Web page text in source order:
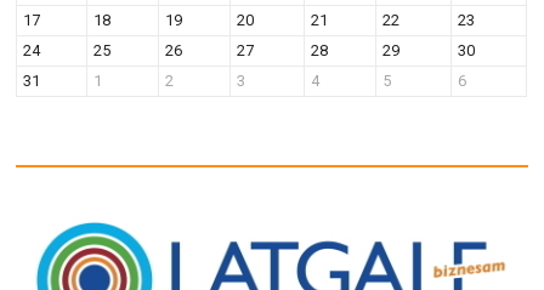
g
a
o
17
18 19 20 21 22
23
24
25 26 27 28 29
30
31
1 2 3 4 5 6